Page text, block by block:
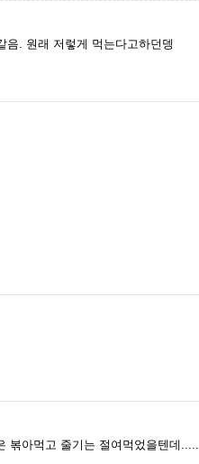
음. 원래 저렇게 먹는다고하던뎅
볶아먹고 줄기는 절여먹었을텐데.....